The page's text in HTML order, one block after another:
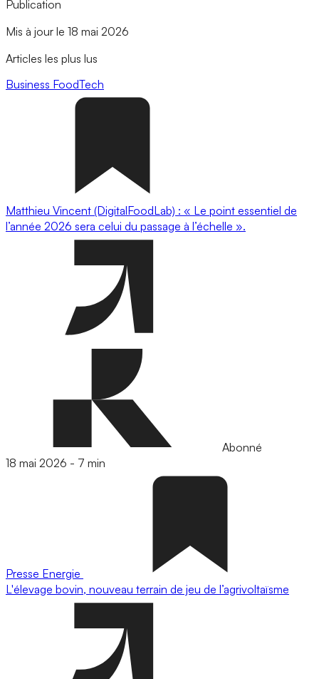
Publication
Mis à jour le 18 mai 2026
Articles les plus lus
Business FoodTech
Matthieu Vincent (DigitalFoodLab) : « Le point essentiel de
l’année 2026 sera celui du passage à l’échelle ».
Abonné
18 mai 2026 - 7 min
Presse Energie
L'élevage bovin, nouveau terrain de jeu de l’agrivoltaïsme